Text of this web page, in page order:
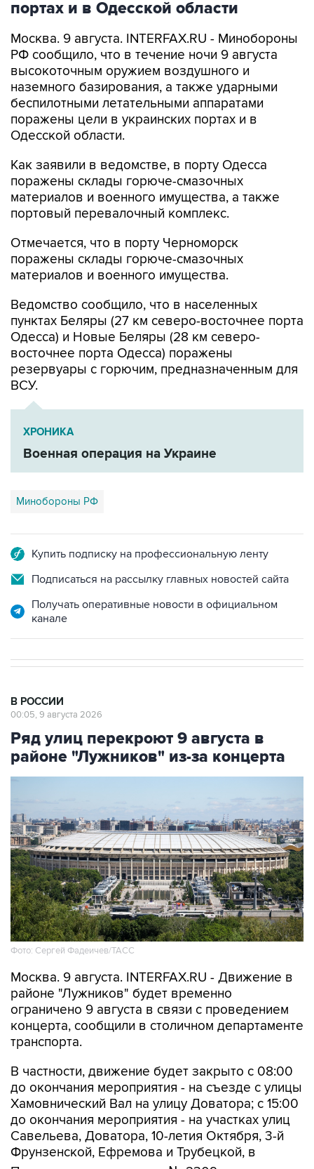
портах и в Одесской области
Москва. 9 августа. INTERFAX.RU - Минобороны
РФ сообщило, что в течение ночи 9 августа
высокоточным оружием воздушного и
наземного базирования, а также ударными
беспилотными летательными аппаратами
поражены цели в украинских портах и в
Одесской области.
Как заявили в ведомстве, в порту Одесса
поражены склады горюче-смазочных
материалов и военного имущества, а также
портовый перевалочный комплекс.
Отмечается, что в порту Черноморск
поражены склады горюче-смазочных
материалов и военного имущества.
Ведомство сообщило, что в населенных
пунктах Беляры (27 км северо-восточнее порта
Одесса) и Новые Беляры (28 км северо-
восточнее порта Одесса) поражены
резервуары с горючим, предназначенным для
ВСУ.
ХРОНИКА
Военная операция на Украине
Минобороны РФ
Купить подписку на профессиональную ленту
Подписаться на рассылку главных новостей сайта
Получать оперативные новости в официальном
канале
В РОССИИ
00:05, 9 августа 2026
Ряд улиц перекроют 9 августа в
районе "Лужников" из-за концерта
Фото: Сергей Фадеичев/ТАСС
Москва. 9 августа. INTERFAX.RU - Движение в
районе "Лужников" будет временно
ограничено 9 августа в связи с проведением
концерта, сообщили в столичном департаменте
транспорта.
В частности, движение будет закрыто с 08:00
до окончания мероприятия - на съезде с улицы
Хамовнический Вал на улицу Доватора; с 15:00
до окончания мероприятия - на участках улиц
Савельева, Доватора, 10-летия Октября, 3-й
Фрунзенской, Ефремова и Трубецкой, в